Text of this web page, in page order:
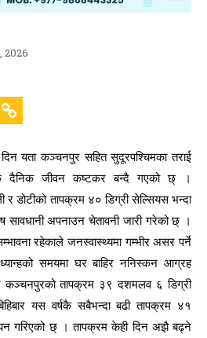
2026
यता कञ्चनपुर सहित सुदूरपश्चिमका तराई
दैनिक जीवन कष्टकर बन्दै गएको छ् ।
डोटीको तापक्रम ४० डिग्री सेल्सियस भन्दा
सावधानी अपनाउन चेतावनी जारी गरेको छ् ।
रहेकाले जनस्वास्थ्यमा गम्भीर असर पर्ने
समयमा घर बाहिर ननिस्कन आग्रह
कञ्चनपुरको तापक्रम ३९ दशमलव ६ डिग्री
यस वर्षकै सबैभन्दा बढी तापक्रम ४१
गरिएको छ् । तापक्रम केही दिन अझै बढ्ने